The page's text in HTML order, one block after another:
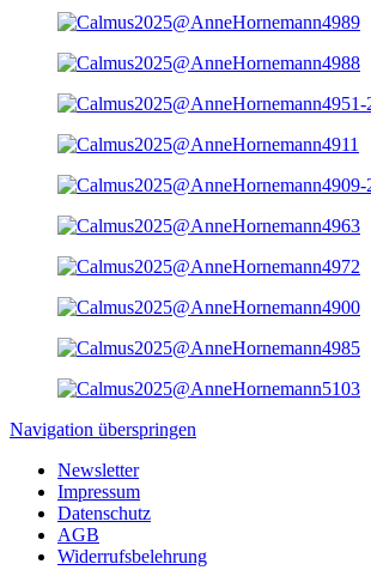
Navigation überspringen
Newsletter
Impressum
Datenschutz
AGB
Widerrufsbelehrung